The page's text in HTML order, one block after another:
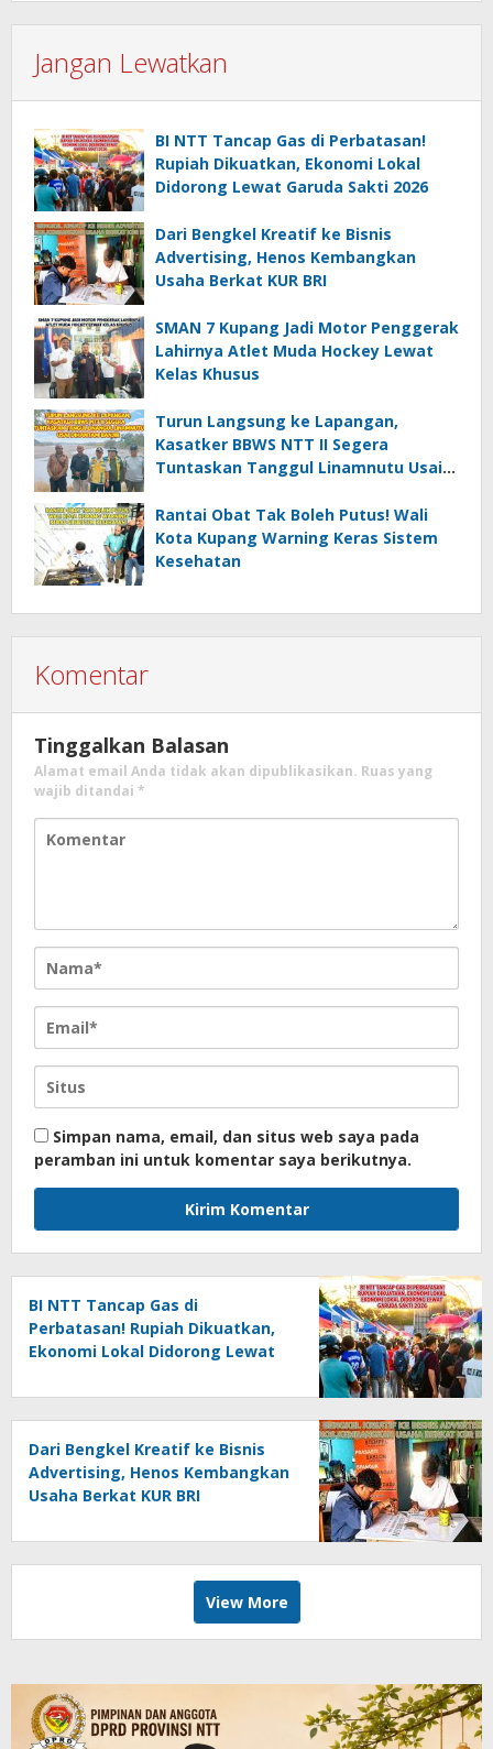
Jangan Lewatkan
BI NTT Tancap Gas di Perbatasan!
Rupiah Dikuatkan, Ekonomi Lokal
Didorong Lewat Garuda Sakti 2026
Dari Bengkel Kreatif ke Bisnis
Advertising, Henos Kembangkan
Usaha Berkat KUR BRI
SMAN 7 Kupang Jadi Motor Penggerak
Lahirnya Atlet Muda Hockey Lewat
Kelas Khusus
Turun Langsung ke Lapangan,
Kasatker BBWS NTT II Segera
Tuntaskan Tanggul Linamnutu Usai
Rantai Obat Tak Boleh Putus! Wali
Kota Kupang Warning Keras Sistem
Kesehatan
Komentar
Tinggalkan Balasan
Alamat email Anda tidak akan dipublikasikan. Ruas yang
wajib ditandai *
Simpan nama, email, dan situs web saya pada
peramban ini untuk komentar saya berikutnya.
BI NTT Tancap Gas di
Perbatasan! Rupiah Dikuatkan,
Ekonomi Lokal Didorong Lewat
Dari Bengkel Kreatif ke Bisnis
Advertising, Henos Kembangkan
Usaha Berkat KUR BRI
View More